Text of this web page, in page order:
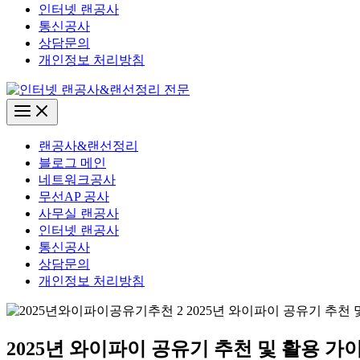
인터넷 랜공사
통신공사
상담문의
개인정보 처리방침
Main
Menu
랜공사&랜선정리
블로그 메인
네트워크공사
무선AP 공사
사무실 랜공사
인터넷 랜공사
통신공사
상담문의
개인정보 처리방침
2025년 와이파이 공유기 추천 및 활용 가